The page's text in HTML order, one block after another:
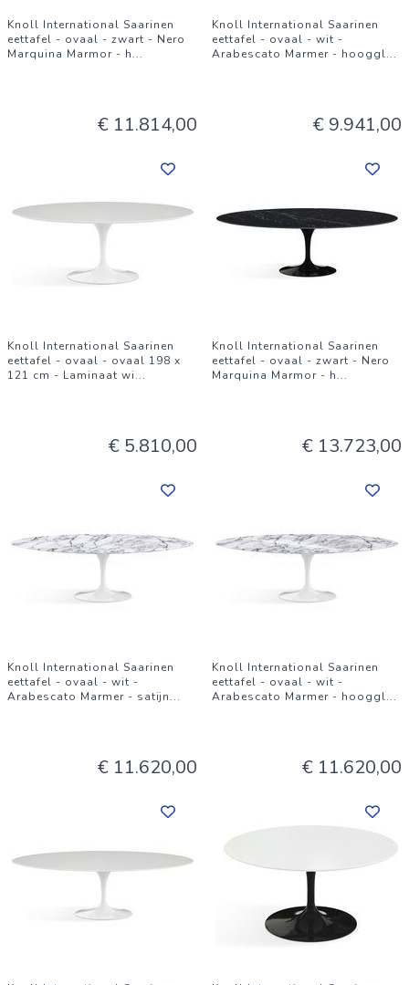
Knoll International Saarinen
eettafel - ovaal - zwart - Nero
Marquina Marmor - h...
€ 11.814,00
Knoll International Saarinen
eettafel - ovaal - wit -
Arabescato Marmer - hooggl...
€ 9.941,00
Knoll International Saarinen
eettafel - ovaal - ovaal 198 x
121 cm - Laminaat wi...
€ 5.810,00
Knoll International Saarinen
eettafel - ovaal - zwart - Nero
Marquina Marmor - h...
€ 13.723,00
Knoll International Saarinen
eettafel - ovaal - wit -
Arabescato Marmer - satijn...
€ 11.620,00
Knoll International Saarinen
eettafel - ovaal - wit -
Arabescato Marmer - hooggl...
€ 11.620,00